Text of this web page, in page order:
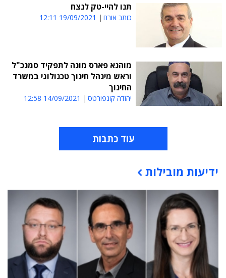
תנו להיי-טק לנצח
כותב אורח 19/09/2021 12:11
מוהנא פארס מונה לתפקיד סמנכ"ל
וראש מינהל חינוך טכנולוגי במשרד
החינוך
יהודה קונפורטס 14/09/2021 12:58
עוד כתבות
תוכן פרסומי
ידיעות מובילות